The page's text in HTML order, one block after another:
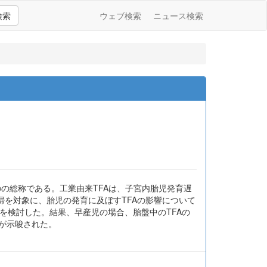
索 ウェブ検索 ニュース検索
総称である。工業由来TFAは、子宮内胎児発育遅
対象に、胎児の発育に及ぼすTFAの影響について
検討した。結果、早産児の場合、胎盤中のTFAの
唆された。